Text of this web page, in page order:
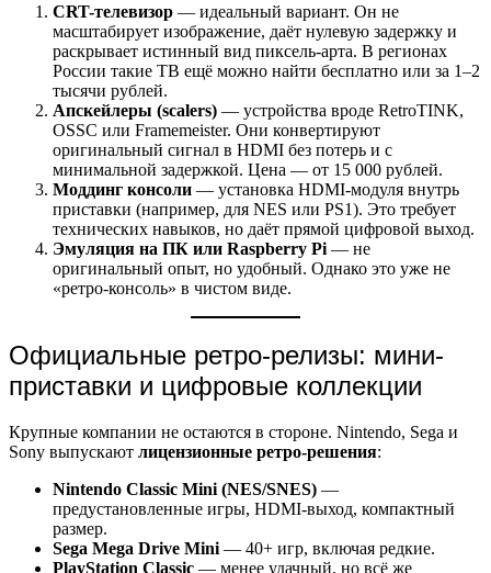
CRT-телевизор — идеальный вариант. Он не
масштабирует изображение, даёт нулевую задержку и
раскрывает истинный вид пиксель-арта. В регионах
России такие ТВ ещё можно найти бесплатно или за 1–2
тысячи рублей.
Апскейлеры (scalers) — устройства вроде RetroTINK,
OSSC или Framemeister. Они конвертируют
оригинальный сигнал в HDMI без потерь и с
минимальной задержкой. Цена — от 15 000 рублей.
Моддинг консоли — установка HDMI-модуля внутрь
приставки (например, для NES или PS1). Это требует
технических навыков, но даёт прямой цифровой выход.
Эмуляция на ПК или Raspberry Pi — не
оригинальный опыт, но удобный. Однако это уже не
«ретро-консоль» в чистом виде.
Официальные ретро-релизы: мини-
приставки и цифровые коллекции
Крупные компании не остаются в стороне. Nintendo, Sega и
Sony выпускают лицензионные ретро-решения:
Nintendo Classic Mini (NES/SNES) —
предустановленные игры, HDMI-выход, компактный
размер.
Sega Mega Drive Mini— 40+ игр, включая редкие.
PlayStation Classic — менее удачный, но всё же